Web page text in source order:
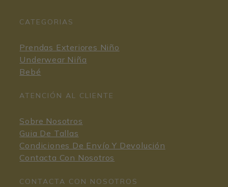
CATEGORIAS
Prendas Exteriores Niño
Underwear Niña
Bebé
ATENCIÓN AL CLIENTE
Sobre Nosotros
Guia De Tallas
Condiciones De Envío Y Devolución
Contacta Con Nosotros
CONTACTA CON NOSOTROS